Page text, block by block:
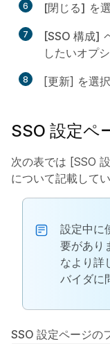
6 [閉じる] を
7 [SSO 構成]
したいオプ
8 [更新] を選択
SSO 設定ペ
次の表では [SSO
について記載してい
設定中に
要があり
なより詳
バイダに
SSO 設定ページの